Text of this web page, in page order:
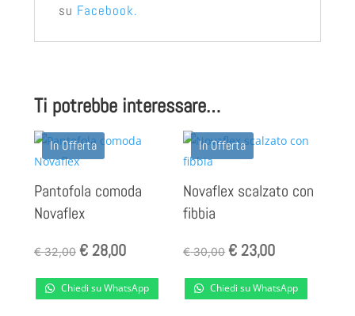
su Facebook.
Ti potrebbe interessare…
In Offerta
Pantofola comoda
Novaflex
€32,00
Il
originale
€28,00Il
attuale
Chiedi su WhatsApp
In Offerta
Novaflex scalzato con
fibbia
€30,00
Il
originale
€23,00Il
attuale
Chiedi su WhatsApp